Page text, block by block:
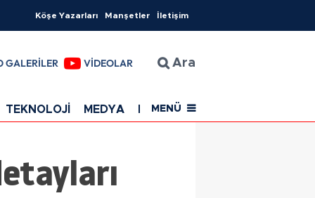
Köşe Yazarları Manşetler İletişim
GALERİLER VİDEOLAR Ara
TEKNOLOJİ MEDYA EĞİTİM SAĞLIK
MENÜ